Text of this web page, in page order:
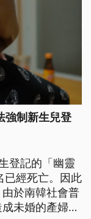
強制新生兒登
登記的「幽靈
已經死亡。因此
於南韓社會普
未婚的產婦躲